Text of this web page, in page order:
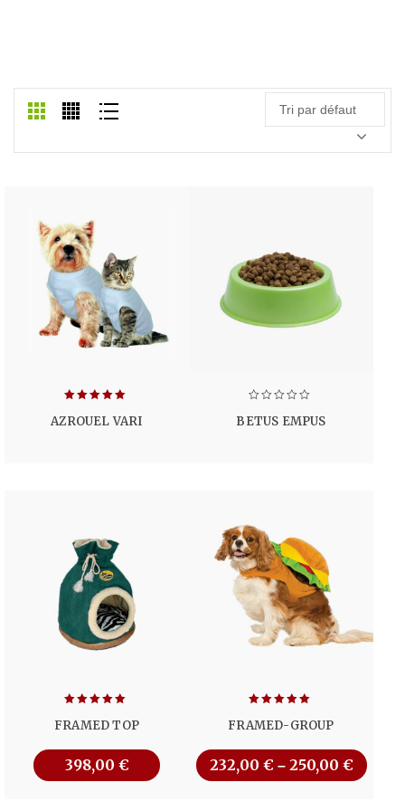
Tri par défaut
sur 5
AZROUEL VARI BETUS EMPUS
sur 5
FRAMED TOP
398,00 €
sur 5
FRAMED-GROUP
232,00 € – 250,00 €